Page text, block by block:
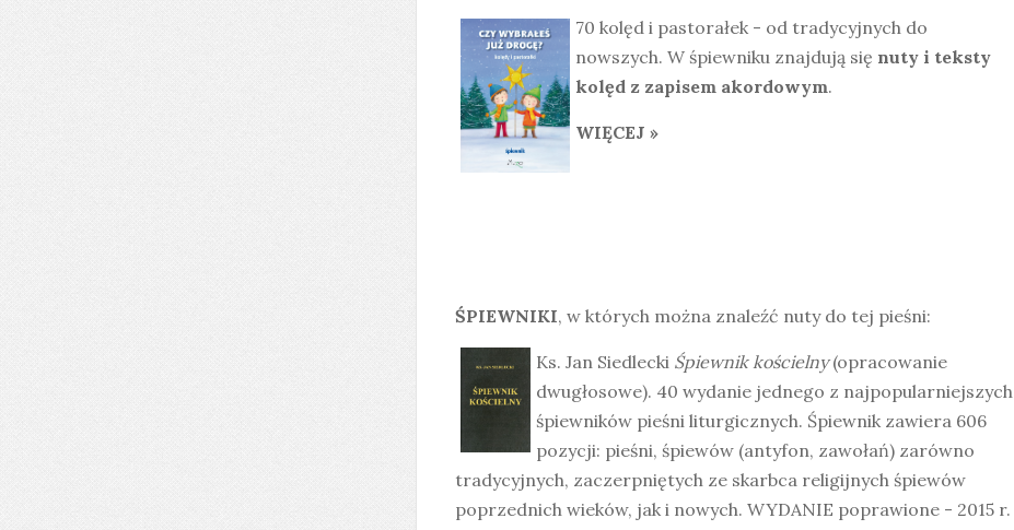
70 kolęd i pastorałek - od tradycyjnych do
nowszych. W śpiewniku znajdują się nuty i teksty
kolęd z zapisem akordowym.
WIĘCEJ »
ŚPIEWNIKI, w których można znaleźć nuty do tej pieśni:
Ks. Jan Siedlecki Śpiewnik kościelny(opracowanie
dwugłosowe). 40 wydanie jednego z najpopularniejszych
śpiewników pieśni liturgicznych. Śpiewnik zawiera 606
pozycji: pieśni, śpiewów (antyfon, zawołań) zarówno
tradycyjnych, zaczerpniętych ze skarbca religijnych śpiewów
poprzednich wieków, jak i nowych. WYDANIE poprawione - 2015 r.